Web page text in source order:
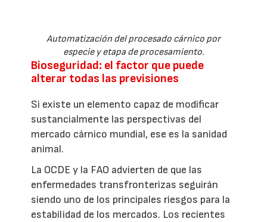
Automatización del procesado cárnico por
especie y etapa de procesamiento.
Bioseguridad: el factor que puede
alterar todas las previsiones
Si existe un elemento capaz de modificar
sustancialmente las perspectivas del
mercado cárnico mundial, ese es la sanidad
animal.
La OCDE y la FAO advierten de que las
enfermedades transfronterizas seguirán
siendo uno de los principales riesgos para la
estabilidad de los mercados. Los recientes